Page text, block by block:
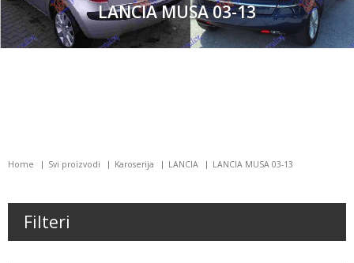
LANCIA MUSA 03-13
Home Svi proizvodi Karoserija LANCIA LANCIA MUSA 03-13
Filteri